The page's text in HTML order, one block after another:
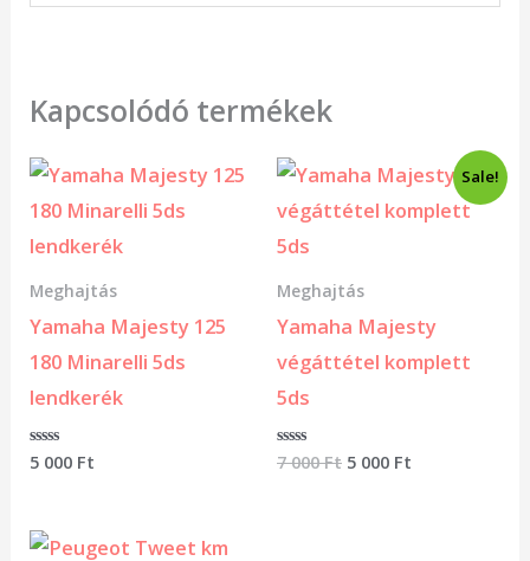
Kapcsolódó termékek
Meghajtás
Yamaha Majesty 125
180 Minarelli 5ds
lendkerék
Értékelés:
5 000 Ft
Sale!
Meghajtás
Yamaha Majesty
végáttétel komplett
5ds
Értékelés:
7 000Ft
Original
price
was:
5 000 Ft
Current
price
is: